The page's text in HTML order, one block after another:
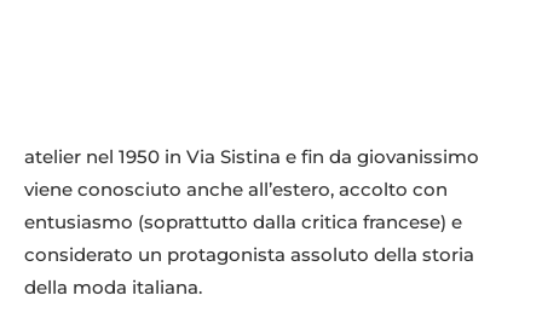
atelier nel 1950 in Via Sistina e fin da giovanissimo
viene conosciuto anche all’estero, accolto con
entusiasmo (soprattutto dalla critica francese) e
considerato un protagonista assoluto della storia
della moda italiana.